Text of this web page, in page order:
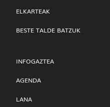
ELKARTEAK
BESTE TALDE BATZUK
INFOGAZTEA
AGENDA
LANA